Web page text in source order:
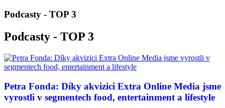
Podcasty - TOP 3
Podcasty - TOP 3
Petra Fonda: Díky akvizici Extra Online Media jsme
vyrostli v segmentech food, entertainment a lifestyle